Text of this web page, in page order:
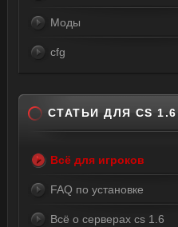
Моды
cfg
СТАТЬИ ДЛЯ CS 1.6
Всё для игроков
FAQ по установке
Всё о серверах cs 1.6